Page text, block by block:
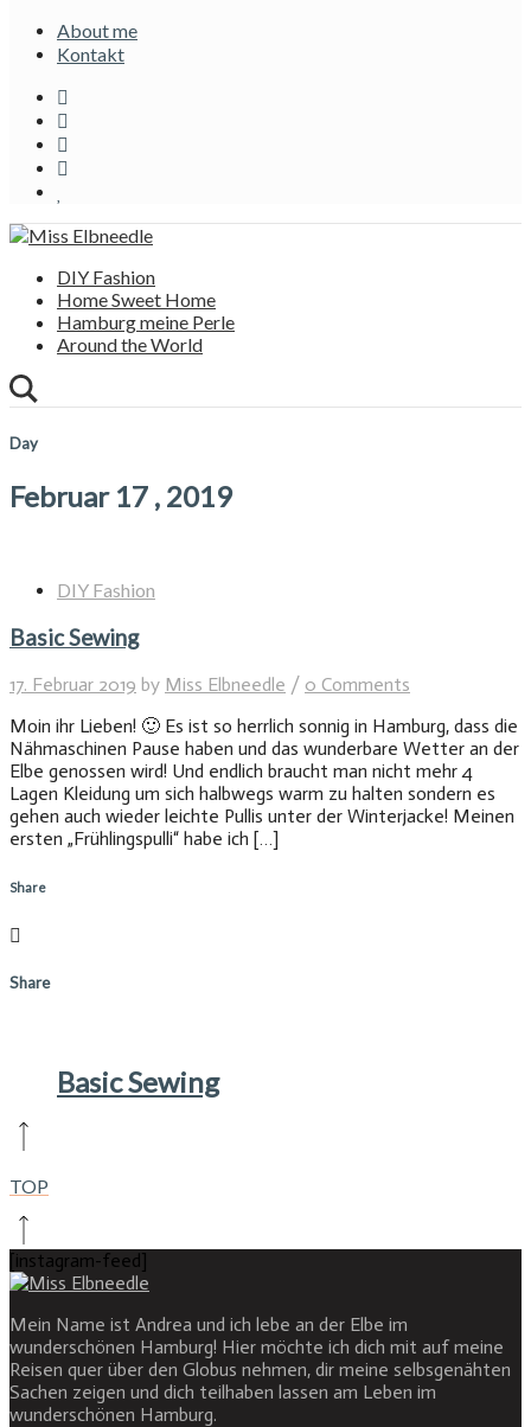
About me
Kontakt
DIY Fashion
Home Sweet Home
Hamburg meine Perle
Around the World
Day
Februar 17 , 2019
DIY Fashion
Basic Sewing
17. Februar 2019 by Miss Elbneedle / 0 Comments
Moin ihr Lieben! 🙂 Es ist so herrlich sonnig in Hamburg, dass die
Nähmaschinen Pause haben und das wunderbare Wetter an der
Elbe genossen wird! Und endlich braucht man nicht mehr 4
Lagen Kleidung um sich halbwegs warm zu halten sondern es
gehen auch wieder leichte Pullis unter der Winterjacke! Meinen
ersten „Frühlingspulli“ habe ich […]
Share
Share
Basic Sewing
TOP
[instagram-feed]
Mein Name ist Andrea und ich lebe an der Elbe im
wunderschönen Hamburg! Hier möchte ich dich mit auf meine
Reisen quer über den Globus nehmen, dir meine selbsgenähten
Sachen zeigen und dich teilhaben lassen am Leben im
wunderschönen Hamburg.